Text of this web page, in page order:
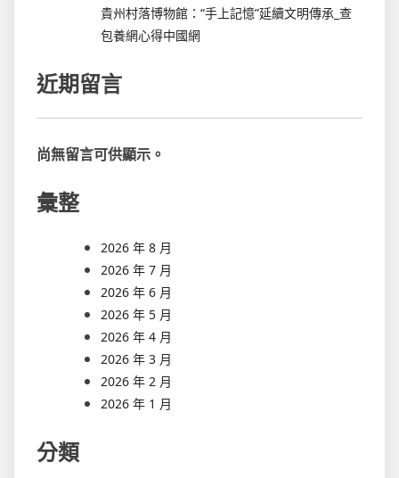
貴州村落博物館：“手上記憶”延續文明傳承_查
包養網心得中國網
近期留言
尚無留言可供顯示。
彙整
2026 年 8 月
2026 年 7 月
2026 年 6 月
2026 年 5 月
2026 年 4 月
2026 年 3 月
2026 年 2 月
2026 年 1 月
分類